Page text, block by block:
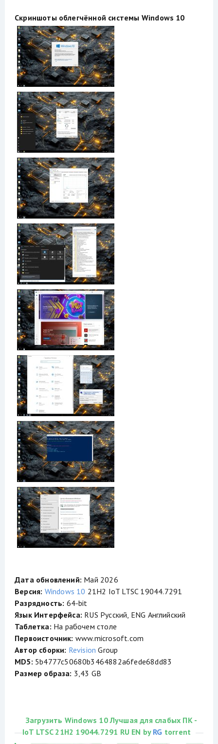
Скриншоты облегчённой системы Windows 10
Дата обновлений: Май 2026
Версия: Windows 10 21H2 IoT LTSC 19044.7291
Разрядность: 64-bit
Язык Интерфейса: RUS Русский, ENG Английский
Таблетка: На рабочем столе
Первоисточник: www.microsoft.com
Автор сборки: Revision Group
MD5: 5b4777c50680b3464882a6fede68dd83
Размер образа: 3,43 GB
Загрузить Windows 10 Лучшая для слабых ПК -
IoT LTSC 21H2 19044.7291 RU EN by RG torrent